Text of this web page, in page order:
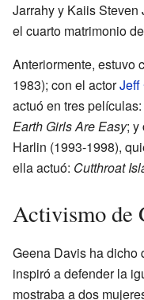
Jarrahy y Kaiis Steven
el cuarto matrimonio
Anteriormente, estuvo
1983); con el actorJeff
actuó en tres películas:
Earth Girls Are Easy; y
Harlin (1993-1998),
ella actuó: Cutthroat
Activismo de
Geena Davis ha dicho
inspiró a defender la
mostraba a dos